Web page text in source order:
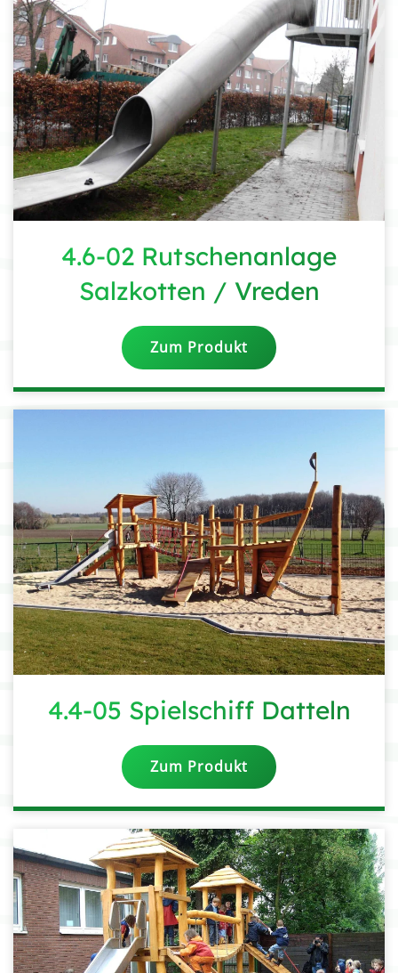
4.6-02 Rutschenanlage
Salzkotten / Vreden
Zum Produkt
4.4-05 Spielschiff Datteln
Zum Produkt